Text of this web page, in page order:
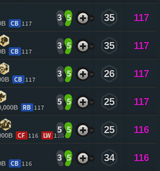
CB 117
3 5 35 117
CB 117
3 5 35 117
CB 117
3 5 26 117
RB 117
5 5 25 117
CF 116 LW 116
5 5 25 116
CB 116
3 5 34 116